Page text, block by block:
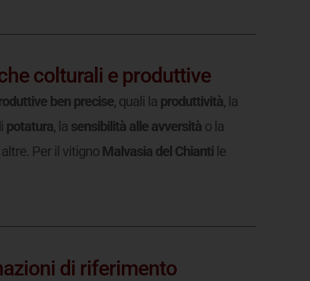
colturali e produttive
ben precise, quali la produttività, la
potatura, la sensibilità alle avversitào la
Per il vitigno Malvasia del Chiantile
di riferimento